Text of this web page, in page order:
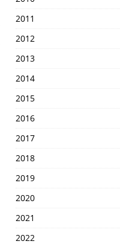
2011
2012
2013
2014
2015
2016
2017
2018
2019
2020
2021
2022